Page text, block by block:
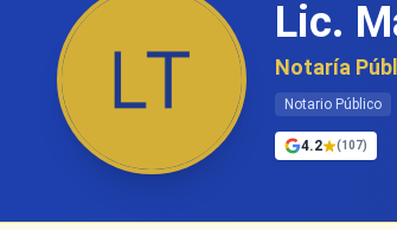
Lic.
Notaría
Notario Público
4.2 (107)